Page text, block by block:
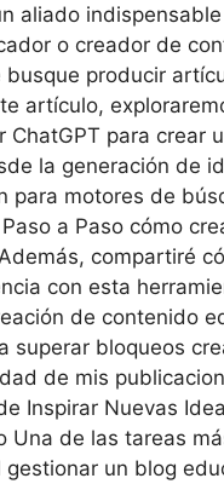
aliado
o creador de
busque producir
artículo,
ChatGPT para crear
la generación de
para motores de
a Paso cómo
compartiré
con esta
de contenido
superar bloqueos
de mis
Inspirar Nuevas
Una de las tareas
un blog